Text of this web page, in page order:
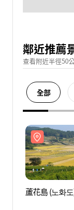
鄰近推薦
查看附近半徑50
全部
蘆花島 (노화